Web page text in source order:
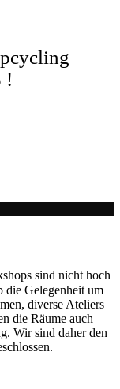
!
sind nicht hoch
die Gelegenheit um
diverse Ateliers
die Räume auch
Wir sind daher den